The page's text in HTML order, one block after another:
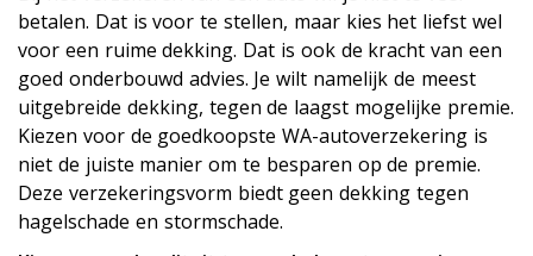
betalen. Dat is voor te stellen, maar kies het liefst wel
voor een ruime dekking. Dat is ook de kracht van een
goed onderbouwd advies. Je wilt namelijk de meest
uitgebreide dekking, tegen de laagst mogelijke premie.
Kiezen voor de goedkoopste WA-autoverzekering is
niet de juiste manier om te besparen op de premie.
Deze verzekeringsvorm biedt geen dekking tegen
hagelschade en stormschade.